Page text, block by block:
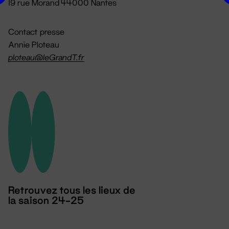
19 rue Morand 44000 Nantes
Contact presse
Annie Ploteau
ploteau@leGrandT.fr
Retrouvez tous les lieux de
la saison 24-25